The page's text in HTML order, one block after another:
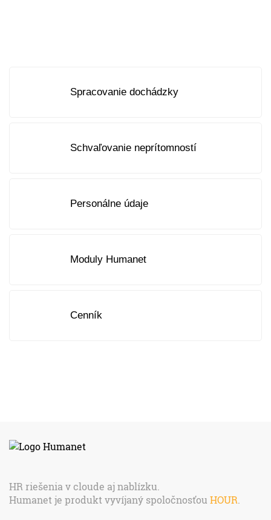
Spracovanie dochádzky
Schvaľovanie neprítomností
Personálne údaje
Moduly Humanet
Cenník
HR riešenia v cloude aj nablízku.
Humanet je produkt vyvíjaný spoločnosťou HOUR